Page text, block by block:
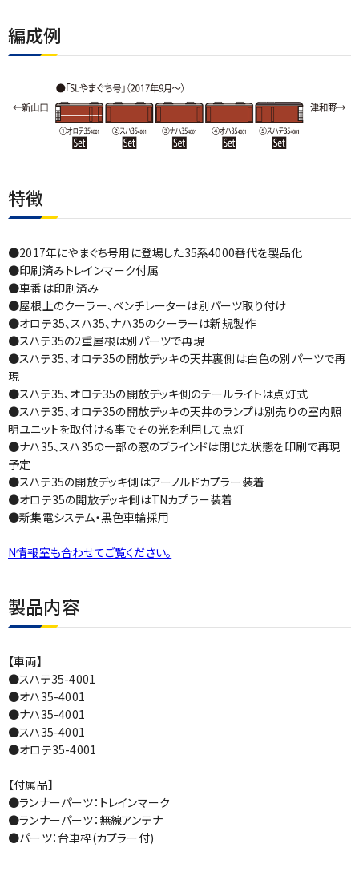
編成例
特徴
●2017年にやまぐち号用に登場した35系4000番代を製品化
●印刷済みトレインマーク付属
●車番は印刷済み
●屋根上のクーラー、ベンチレーターは別パーツ取り付け
●オロテ35、スハ35、ナハ35のクーラーは新規製作
●スハテ35の2重屋根は別パーツで再現
●スハテ35、オロテ35の開放デッキの天井裏側は白色の別パーツで再
現
●スハテ35、オロテ35の開放デッキ側のテールライトは点灯式
●スハテ35、オロテ35の開放デッキの天井のランプは別売りの室内照
明ユニットを取付ける事でその光を利用して点灯
●ナハ35、スハ35の一部の窓のブラインドは閉じた状態を印刷で再現
予定
●スハテ35の開放デッキ側はアーノルドカプラー装着
●オロテ35の開放デッキ側はTNカプラー装着
●新集電システム・黒色車輪採用
N情報室も合わせてご覧ください。
製品内容
【車両】
●スハテ35-4001
●オハ35-4001
●ナハ35-4001
●スハ35-4001
●オロテ35-4001
【付属品】
●ランナーパーツ：トレインマーク
●ランナーパーツ：無線アンテナ
●パーツ：台車枠(カプラー付)